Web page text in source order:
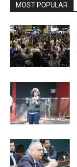
MOST POPULAR